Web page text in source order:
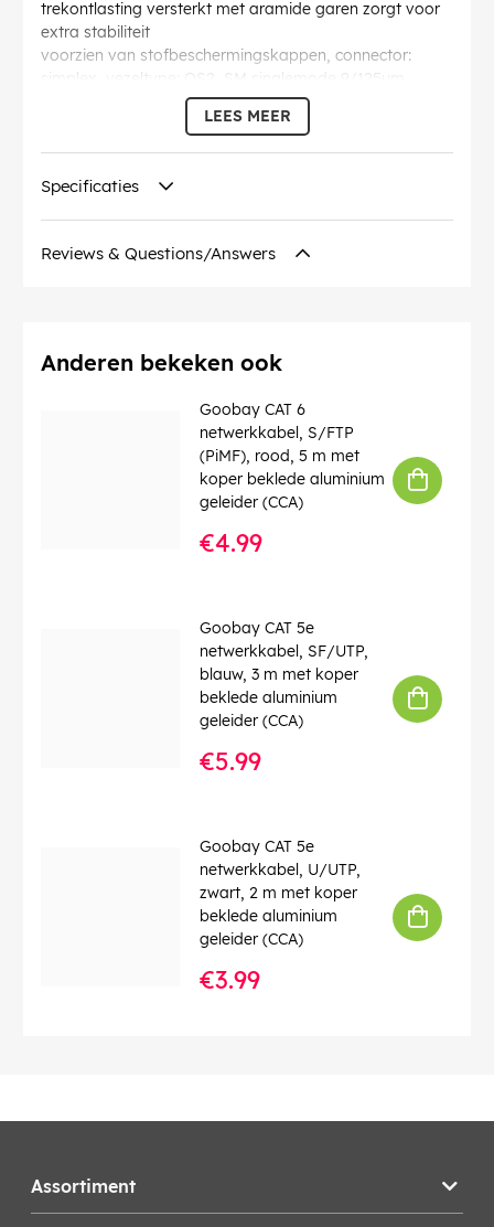
trekontlasting versterkt met aramide garen zorgt voor
extra stabiliteit
voorzien van stofbeschermingskappen, connector:
simplex, vezeltype: OS2, SM singlemode 9/125µm
volgens ITU-T G.657.A2
individueel testprotocol met meting van return loss en
insertion loss
Specificatie: Singlemode (OS2) White
Diameter kabelmantel (ca.): 3 mm
Diameter glasvezelmantel: 125 µ
Bedrijfstemperatuur vanaf: -40 °C
: Pb
: Simplex-kabel
: Glass Fibre G.657.A2
4040849596254
LEES MEER
Specificaties
Reviews & Questions/Answers
Anderen bekeken ook
Goobay CAT 6
netwerkkabel, S/FTP
(PiMF), rood, 5 m met
koper beklede aluminium
geleider (CCA)
€4.99
Goobay CAT 5e
netwerkkabel, SF/UTP,
blauw, 3 m met koper
beklede aluminium
geleider (CCA)
€5.99
Goobay CAT 5e
netwerkkabel, U/UTP,
zwart, 2 m met koper
beklede aluminium
geleider (CCA)
€3.99
Assortiment